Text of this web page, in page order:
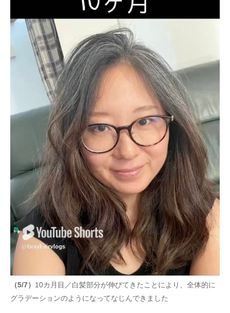
（5/7） 10カ月目／白髪部分が伸びてきたことにより、全体的に
グラデーションのようになってなじんできました